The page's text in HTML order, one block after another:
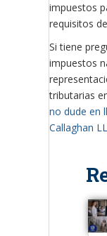
impuestos
requisitos
Si tiene
impuestos
tributarias
no dude en
Callaghan